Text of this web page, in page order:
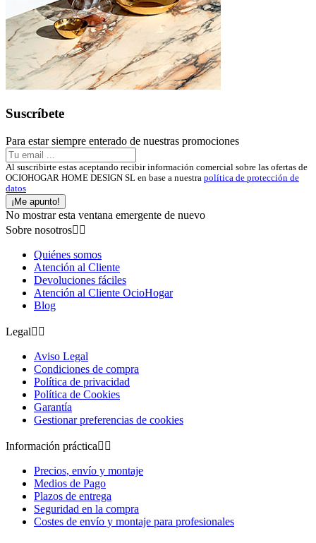
Suscríbete
Para estar siempre enterado de nuestras promociones
Al suscribirte estas aceptando recibir información comercial sobre las ofertas de
OCIOHOGAR HOME DESIGN SL en base a nuestra política de protección de
datos
¡Me apunto!
No mostrar esta ventana emergente de nuevo
Sobre nosotros 
Quiénes somos
Atención al Cliente
Devoluciones fáciles
Atención al Cliente OcioHogar
Blog
Legal 
Aviso Legal
Condiciones de compra
Política de privacidad
Política de Cookies
Garantía
Gestionar preferencias de cookies
Información práctica 
Precios, envío y montaje
Medios de Pago
Plazos de entrega
Seguridad en la compra
Costes de envío y montaje para profesionales